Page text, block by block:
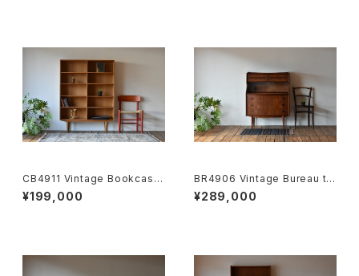
CB4911 Vintage Bookcase
oak DK
¥199,000
BR4906 Vintage Bureau te
ak DK
¥289,000